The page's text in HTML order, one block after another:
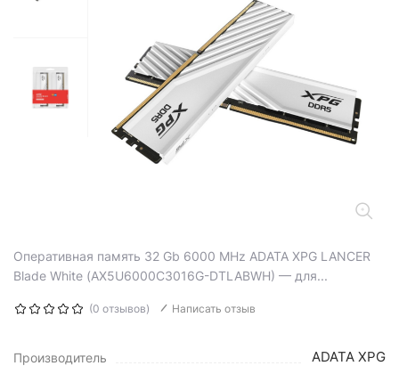
Оперативная память 32 Gb 6000 MHz ADATA XPG LANCER
Blade White (AX5U6000C3016G-DTLABWH) — для...
(0 отзывов) Написать отзыв
Производитель ADATA XPG